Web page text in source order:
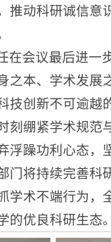
推动科研诚信意
在会议最后进一
之本、学术发展
技创新不可逾越
刻绷紧学术规范
浮躁功利心态，
门将持续完善科
学术不端行为，
的优良科研生态。